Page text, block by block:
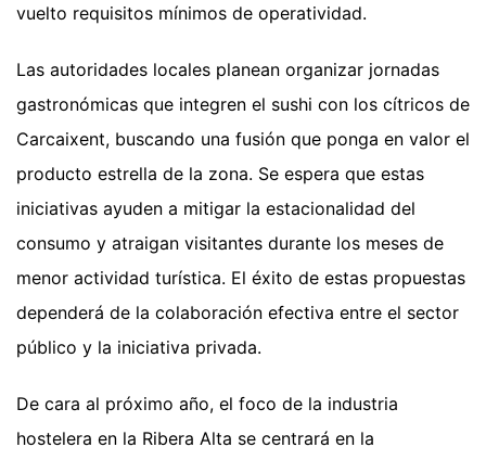
vuelto requisitos mínimos de operatividad.
Las autoridades locales planean organizar jornadas
gastronómicas que integren el sushi con los cítricos de
Carcaixent, buscando una fusión que ponga en valor el
producto estrella de la zona. Se espera que estas
iniciativas ayuden a mitigar la estacionalidad del
consumo y atraigan visitantes durante los meses de
menor actividad turística. El éxito de estas propuestas
dependerá de la colaboración efectiva entre el sector
público y la iniciativa privada.
De cara al próximo año, el foco de la industria
hostelera en la Ribera Alta se centrará en la